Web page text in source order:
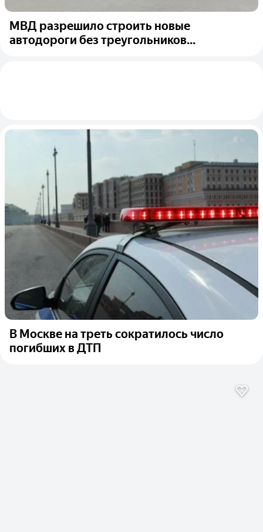
МВД разрешило строить новые
автодороги без треугольников...
В Москве на треть сократилось число
погибших в ДТП